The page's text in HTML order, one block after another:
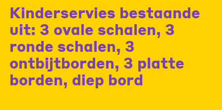
Kinderservies bestaande
uit: 3 ovale schalen, 3
ronde schalen, 3
ontbijtborden, 3 platte
borden, diep bord